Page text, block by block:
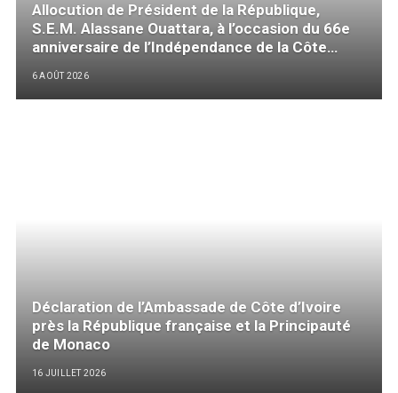
Allocution de Président de la République,
S.E.M. Alassane Ouattara, à l’occasion du 66e
anniversaire de l’Indépendance de la Côte
d’Ivoire
6 AOÛT 2026
Déclaration de l’Ambassade de Côte d’Ivoire
près la République française et la Principauté
de Monaco
16 JUILLET 2026